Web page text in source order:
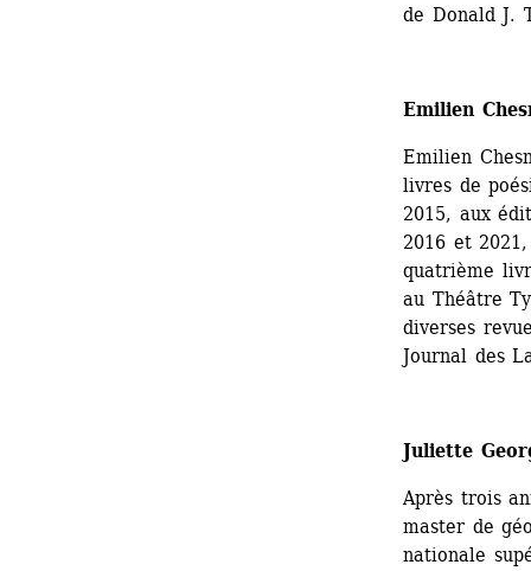
de Donald J.
Emilien
Emilien
livres de
2015, aux
2016 et
quatrième
au Théâtre
diverses
Journal des
Juliette
Après trois
master de
nationale